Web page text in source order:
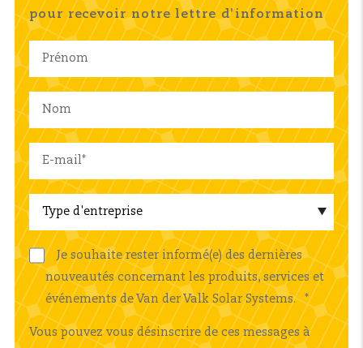
pour recevoir notre lettre d'information
Je souhaite rester informé(e) des dernières
nouveautés concernant les produits, services et
événements de Van der Valk Solar Systems.*
Vous pouvez vous désinscrire de ces messages à